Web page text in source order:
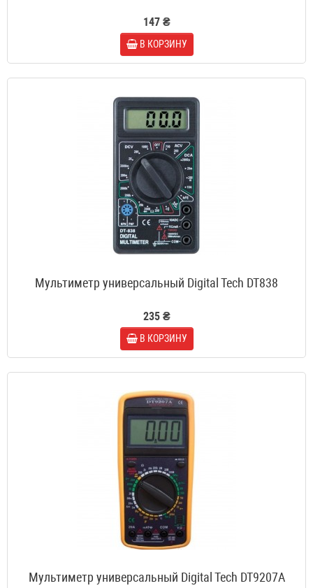
147 ₴
В КОРЗИНУ
Мультиметр универсальный Digital Tech DT838
235 ₴
В КОРЗИНУ
Мультиметр универсальный Digital Tech DT9207A